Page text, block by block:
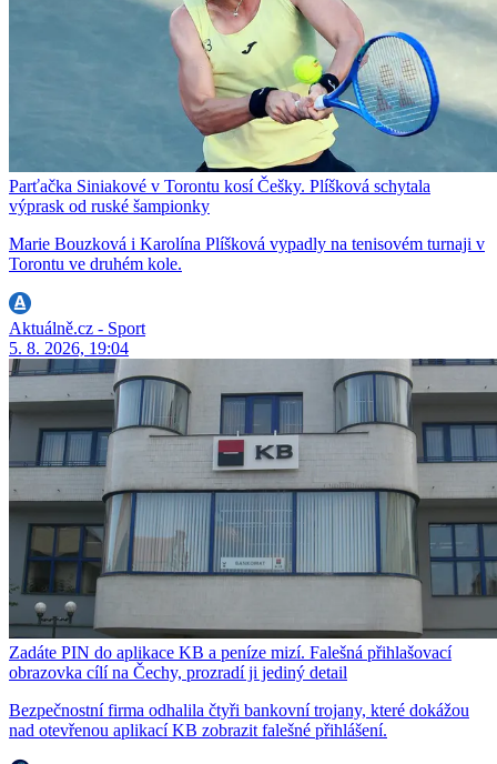
Parťačka Siniakové v Torontu kosí Češky. Plíšková schytala
výprask od ruské šampionky
Marie Bouzková i Karolína Plíšková vypadly na tenisovém turnaji v
Torontu ve druhém kole.
Aktuálně.cz - Sport
5. 8. 2026, 19:04
Zadáte PIN do aplikace KB a peníze mizí. Falešná přihlašovací
obrazovka cílí na Čechy, prozradí ji jediný detail
Bezpečnostní firma odhalila čtyři bankovní trojany, které dokážou
nad otevřenou aplikací KB zobrazit falešné přihlášení.